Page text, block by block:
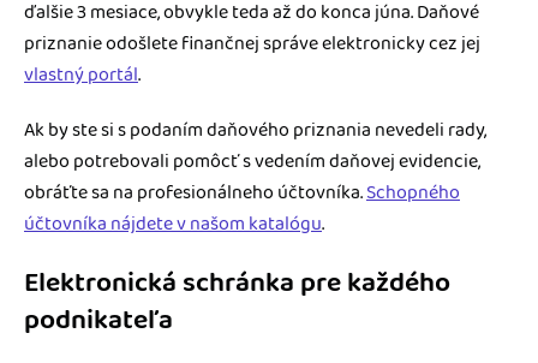
ďalšie 3 mesiace, obvykle teda až do konca júna. Daňové
priznanie odošlete finančnej správe elektronicky cez jej
vlastný portál.
Ak by ste si s podaním daňového priznania nevedeli rady,
alebo potrebovali pomôcť s vedením daňovej evidencie,
obráťte sa na profesionálneho účtovníka.Schopného
účtovníka nájdete v našom katalógu.
Elektronická schránka pre každého
podnikateľa